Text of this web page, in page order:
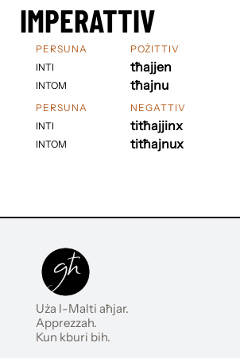
IMPERATTIV
PERSUNA
INTI
INTOM
POŻITTIV
tħajjen
tħajnu
PERSUNA
INTI
INTOM
NEGATTIV
titħajjinx
titħajnux
Uża l-Malti aħjar.
Apprezzah.
Kun kburi bih.